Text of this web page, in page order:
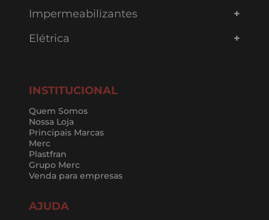
Impermeabilizantes
Elétrica
INSTITUCIONAL
Quem Somos
Nossa Loja
Principais Marcas
Merc
Plastfran
Grupo Merc
Venda para empresas
AJUDA